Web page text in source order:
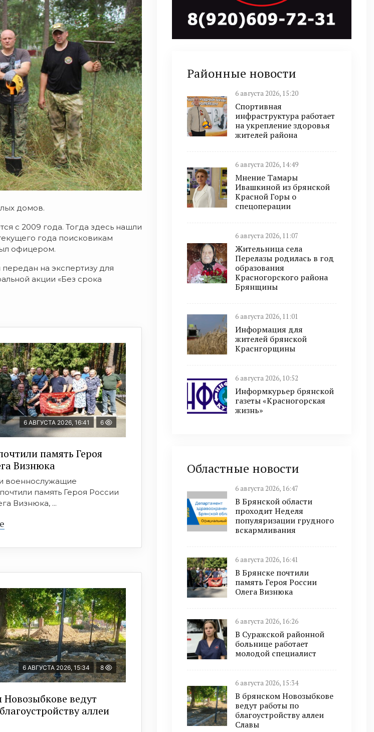
домов.
с 2009 года. Тогда здесь нашли
года поисковикам
офицером.
на экспертизу для
акции «Без срока
6 АВГУСТА 2026, 16:41 6
память Героя
Визнюка
военнослужащие
память Героя России
Визнюка, ...
6 АВГУСТА 2026, 15:34 8
Новозыбкове ведут
аллеи
Районные новости
6 августа 2026, 15:20
Спортивная
инфраструктура работает
на укрепление здоровья
жителей района
6 августа 2026, 14:49
Мнение Тамары
Ивашкиной из брянской
Красной Горы о
спецоперации
6 августа 2026, 11:07
Жительница села
Перелазы родилась в год
образования
Красногорского района
Брянщины
6 августа 2026, 11:01
Информация для
жителей брянской
Краснгорщины
6 августа 2026, 10:52
Информкурьер брянской
газеты «Красногорская
жизнь»
Областные новости
6 августа 2026, 16:47
В Брянской области
проходит Неделя
популяризации грудного
вскармливания
6 августа 2026, 16:41
В Брянске почтили
память Героя России
Олега Визнюка
6 августа 2026, 16:26
В Суражской районной
больнице работает
молодой специалист
6 августа 2026, 15:34
В брянском Новозыбкове
ведут работы по
благоустройству аллеи
Славы